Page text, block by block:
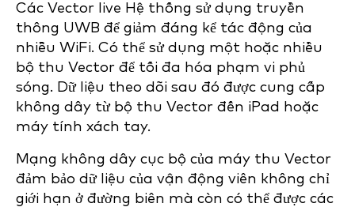
Các Vector live Hệ thống sử dụng truyền
thông UWB để giảm đáng kể tác động của
nhiễu WiFi. Có thể sử dụng một hoặc nhiều
bộ thu Vector để tối đa hóa phạm vi phủ
sóng. Dữ liệu theo dõi sau đó được cung cấp
không dây từ bộ thu Vector đến iPad hoặc
máy tính xách tay.
Mạng không dây cục bộ của máy thu Vector
đảm bảo dữ liệu của vận động viên không chỉ
giới hạn ở đường biên mà còn có thể được các